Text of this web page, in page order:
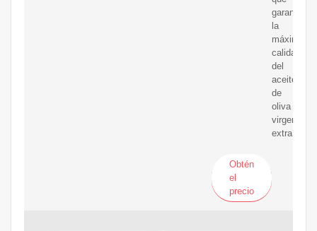
garantizan
la
máxima
calidad
del
aceite
de
oliva
virgen
extra.
Obtén
el
precio